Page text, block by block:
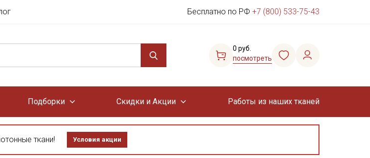
Бесплатно по РФ +7 (800) 533-75-43
0 руб.
посмотреть
Подборки Скидки и Акции Работы из наших тканей
ткани! Условия акции